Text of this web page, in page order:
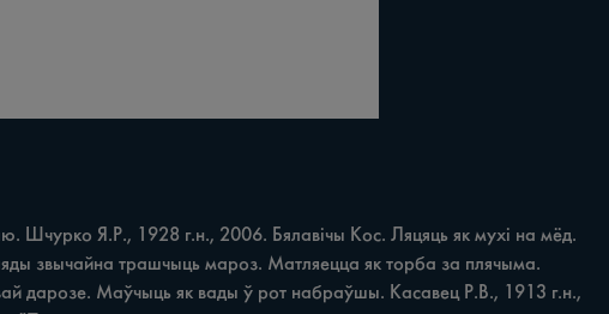
Шчурко Я.Р., 1928 г.н., 2006. Бялавічы Кос. Ляцяць як мухі на мёд.
звычайна трашчыць мароз. Матляецца як торба за плячыма.
дарозе. Маўчыць як вады ў рот набраўшы. Касавец Р.В., 1913 г.н.,